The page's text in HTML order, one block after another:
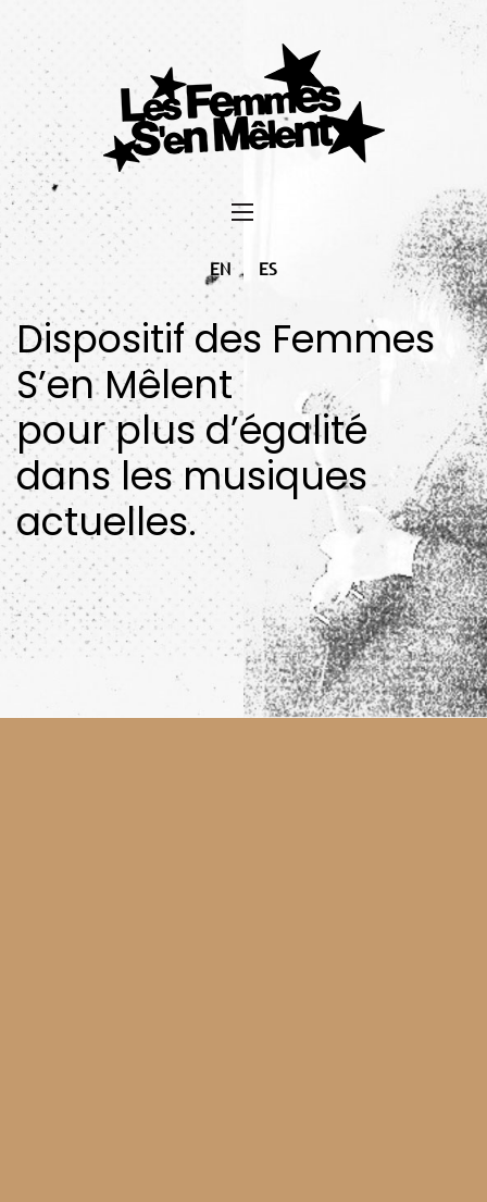
EN ES
Dispositif des Femmes
S’en Mêlent
pour plus d’égalité
dans les musiques
actuelles.